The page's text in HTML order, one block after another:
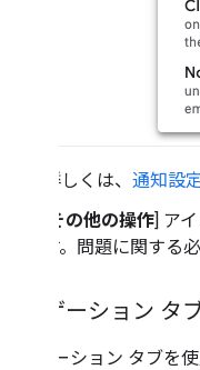
詳しくは、 通知設
その他の操作] ア
す。問題に関する
ナビゲーション タ
ナビゲーション タブを